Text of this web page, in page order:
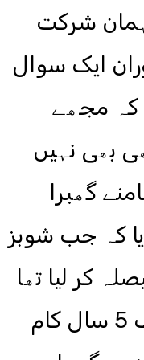
شرکت
ایک سوال
کہ مجھے
بھی نہیں
گھبرا
کہ جب شوبز
کر لیا تھا
کہ اس شعبے میں صرف 5 سال کام